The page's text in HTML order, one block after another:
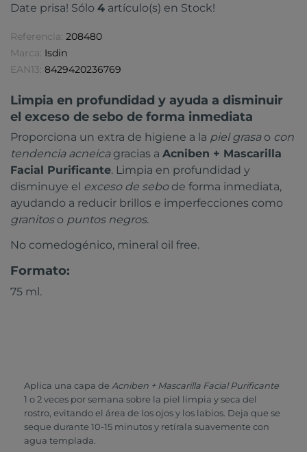
Date prisa! Sólo 4 artículo(s) en Stock!
Referencia: 208480
Marca: Isdin
EAN13: 8429420236769
Limpia en profundidad y ayuda a disminuir
el exceso de sebo de forma inmediata
Proporciona un extra de higiene a la piel grasao con
tendencia acneicagracias a Acniben + Mascarilla
Facial Purificante. Limpia en profundidad y
disminuye el exceso de sebode forma inmediata,
ayudando a reducir brillos e imperfecciones como
granitoso puntos negros.
No comedogénico, mineral oil free.
Formato:
75 ml.
Aplica una capa de Acniben + Mascarilla Facial Purificante
1 o 2 veces por semana sobre la piel limpia y seca del
rostro, evitando el área de los ojos y los labios. Deja que se
seque durante 10-15 minutos y retírala suavemente con
agua templada.